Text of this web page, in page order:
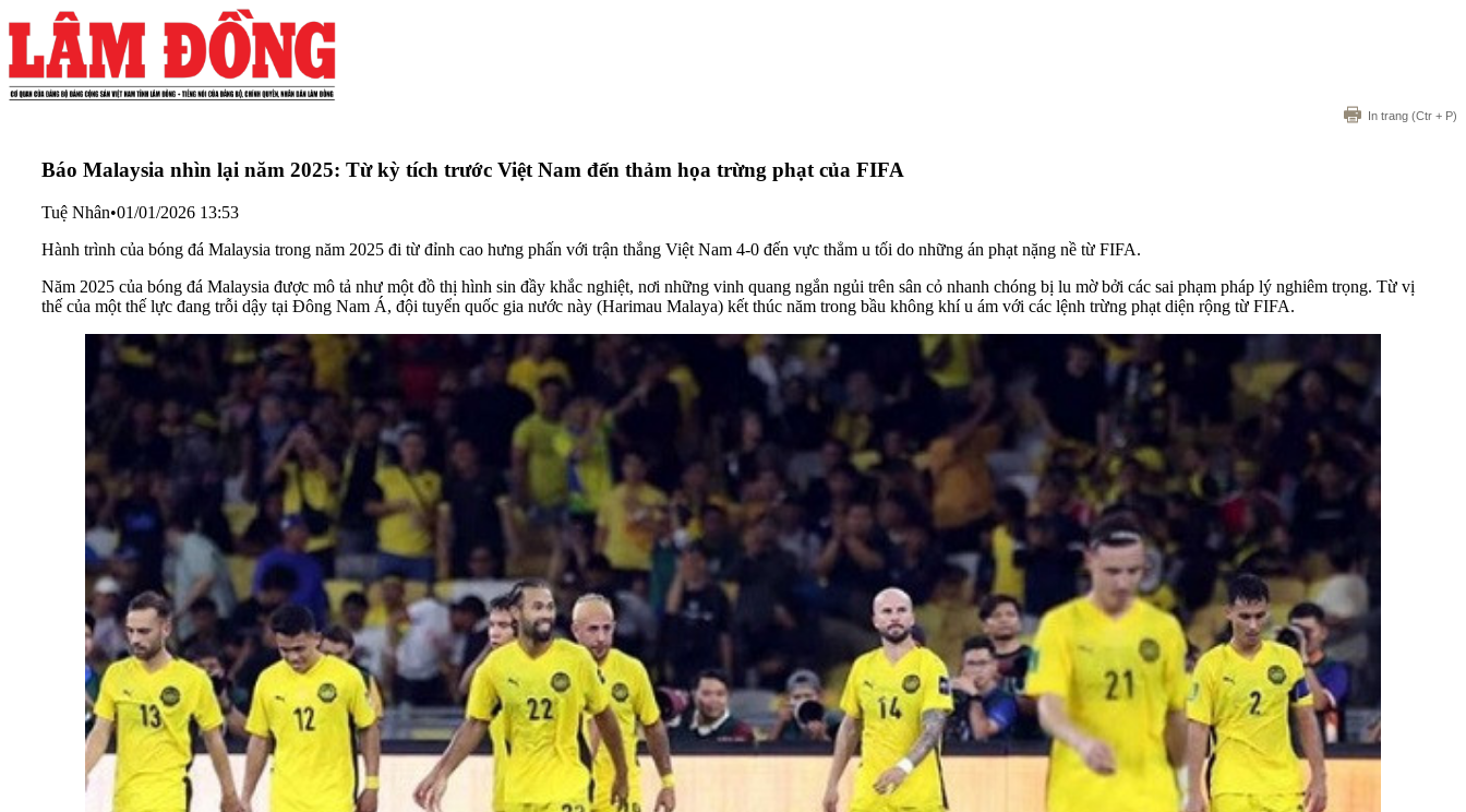
In trang (Ctr + P)
Báo Malaysia nhìn lại năm 2025: Từ kỳ tích trước Việt Nam đến thảm họa trừng phạt của FIFA
Tuệ Nhân•01/01/2026 13:53
Hành trình của bóng đá Malaysia trong năm 2025 đi từ đỉnh cao hưng phấn với trận thắng Việt Nam 4-0 đến vực thẳm u tối do những án phạt nặng nề từ FIFA.
Năm 2025 của bóng đá Malaysia được mô tả như một đồ thị hình sin đầy khắc nghiệt, nơi những vinh quang ngắn ngủi trên sân cỏ nhanh chóng bị lu mờ bởi các sai phạm pháp lý nghiêm trọng. Từ vị
thế của một thế lực đang trỗi dậy tại Đông Nam Á, đội tuyển quốc gia nước này (Harimau Malaya) kết thúc năm trong bầu không khí u ám với các lệnh trừng phạt diện rộng từ FIFA.